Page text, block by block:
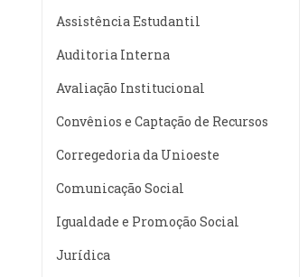
Assistência Estudantil
Auditoria Interna
Avaliação Institucional
Convênios e Captação de Recursos
Corregedoria da Unioeste
Comunicação Social
Igualdade e Promoção Social
Jurídica